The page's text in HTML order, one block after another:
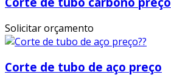
Solicitar orçamento
Corte de tubo de aço preço